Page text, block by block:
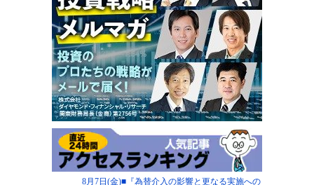
8月7日(金)■『為替介入の影響と更なる実施への